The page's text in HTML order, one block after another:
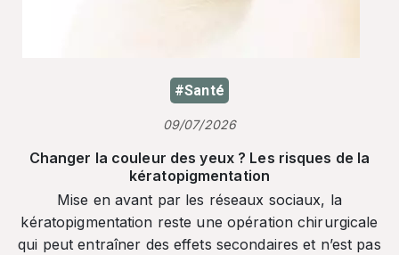
#Santé
09/07/2026
Changer la couleur des yeux ? Les risques de la
kératopigmentation
Mise en avant par les réseaux sociaux, la
kératopigmentation reste une opération chirurgicale
qui peut entraîner des effets secondaires et n’est pas